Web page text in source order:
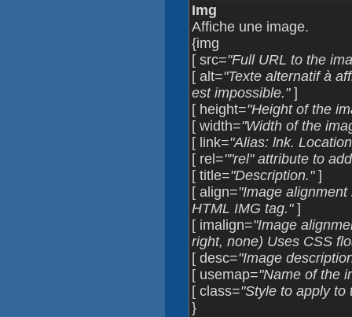
Img
Affiche une image.
{img
[ src="Full URL to the
[ alt="Texte alternatif à
est impossible."]
[ height="Height of the
[ width="Width of the
[ link="Alias: lnk.
[ rel=""rel" attribute to
[ title="Description."]
[ align="Image
HTML IMG tag."]
[ imalign="Image
right, none) Uses CSS
[ desc="Image
[ usemap="Name of the
[ class="Style to apply to
}